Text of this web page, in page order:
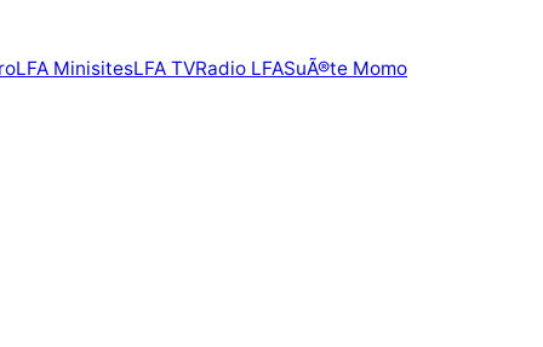
LFA MinisitesLFA TVRadio LFASuÃ®te Momo